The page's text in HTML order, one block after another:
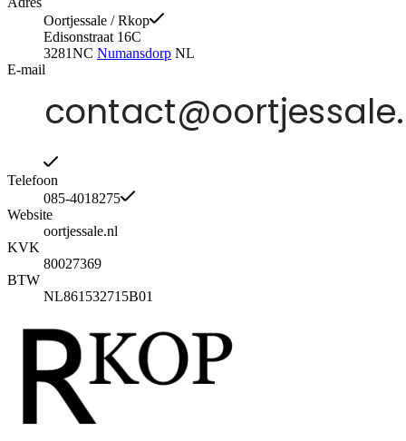
Oortjessale / Rkop
Edisonstraat 16C
3281NC Numansdorp NL
E-mail
Telefoon
085-4018275
Website
oortjessale.nl
KVK
80027369
BTW
NL861532715B01